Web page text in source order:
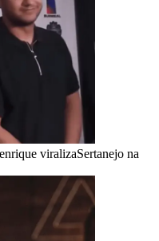
viralizaSertanejo na